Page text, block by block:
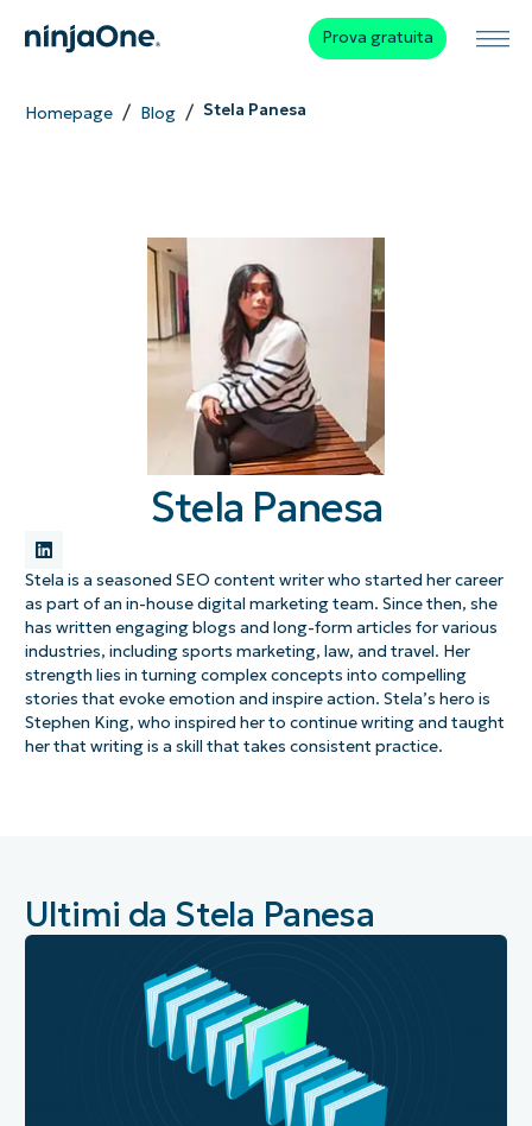
Prova gratuita
Homepage/ Blog/ Stela Panesa
Stela Panesa
Stela is a seasoned SEO content writer who started her career
as part of an in-house digital marketing team. Since then, she
has written engaging blogs and long-form articles for various
industries, including sports marketing, law, and travel. Her
strength lies in turning complex concepts into compelling
stories that evoke emotion and inspire action. Stela’s hero is
Stephen King, who inspired her to continue writing and taught
her that writing is a skill that takes consistent practice.
Ultimi da Stela Panesa